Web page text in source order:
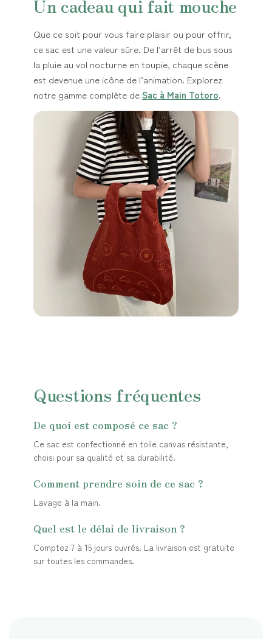
Un cadeau qui fait mouche
Que ce soit pour vous faire plaisir ou pour offrir,
ce sac est une valeur sûre. De l’arrêt de bus sous
la pluie au vol nocturne en toupie, chaque scène
est devenue une icône de l’animation. Explorez
notre gamme complète deSac à Main Totoro.
Questions fréquentes
De quoi est composé ce sac ?
Ce sac est confectionné en toile canvas résistante,
choisi pour sa qualité et sa durabilité.
Comment prendre soin de ce sac ?
Lavage à la main.
Quel est le délai de livraison ?
Comptez 7 à 15 jours ouvrés. La livraison est gratuite
sur toutes les commandes.